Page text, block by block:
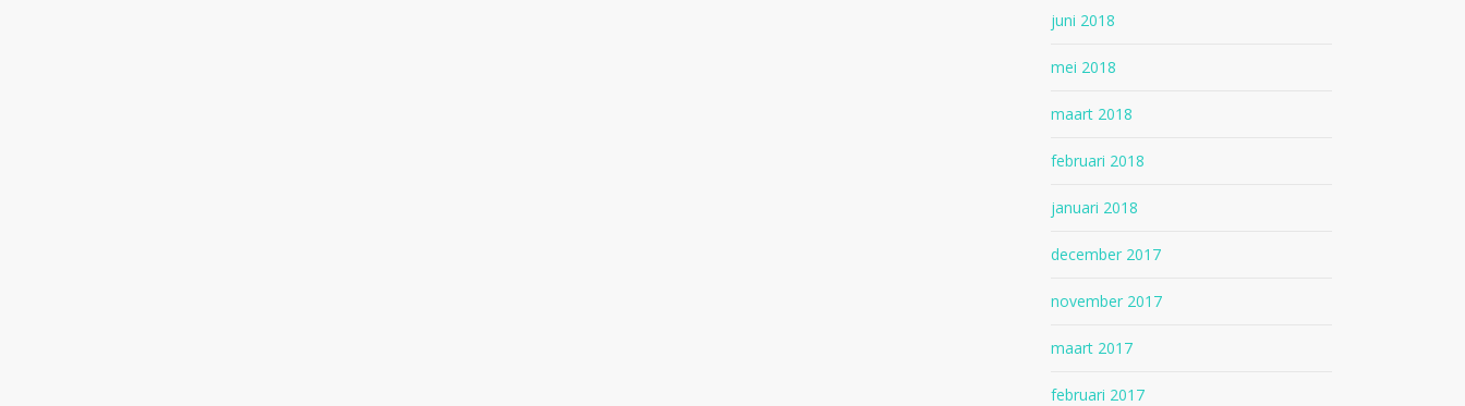
juni 2018
mei 2018
maart 2018
februari 2018
januari 2018
december 2017
november 2017
maart 2017
februari 2017